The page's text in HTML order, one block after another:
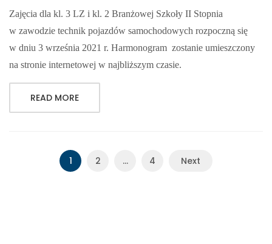
Zajęcia dla kl. 3 LZ i kl. 2 Branżowej Szkoły II Stopnia
w zawodzie technik pojazdów samochodowych rozpoczną się
w dniu 3 września 2021 r. Harmonogram zostanie umieszczony
na stronie internetowej w najbliższym czasie.
READ MORE
1 2 … 4 Next